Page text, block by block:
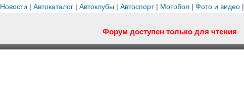
Новости | Автокаталог| Автоклубы| Автоспорт| Мотобол| Фото и видео|
Форум доступен только для чтения